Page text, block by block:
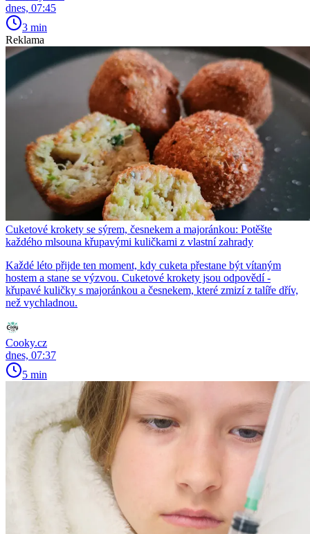
dnes, 07:45
3 min
Reklama
Cuketové krokety se sýrem, česnekem a majoránkou: Potěšte
každého mlsouna křupavými kuličkami z vlastní zahrady
Každé léto přijde ten moment, kdy cuketa přestane být vítaným
hostem a stane se výzvou. Cuketové krokety jsou odpovědí -
křupavé kuličky s majoránkou a česnekem, které zmizí z talíře dřív,
než vychladnou.
Cooky.cz
dnes, 07:37
5 min